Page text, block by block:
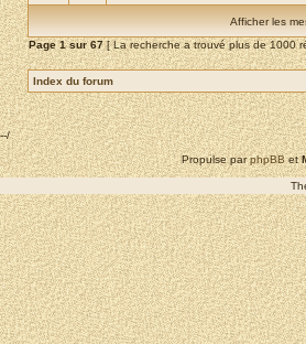
Afficher les
Page1sur67[ La recherche a trouvé plus de 1000
Index du forum
--/
Propulse parphpBBet